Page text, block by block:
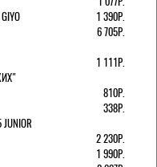
1 390Р.
6 705Р.
1 111Р.
810Р.
338Р.
2 230Р.
1 990Р.